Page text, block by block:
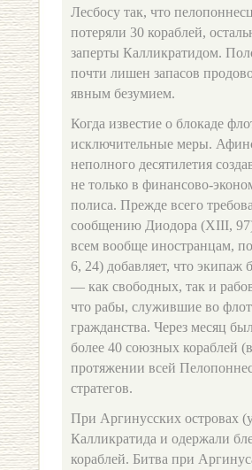
Лесбосу так, что
потеряли 30 кораблей,
заперты Калликратидом.
почти лишен запасов
явным безумием.
Когда известие о блокаде
исключительные меры.
неполного десятилетия
не только в финансово-
полиса. Прежде всего
сообщению Диодора (XIII,
всем вообще иностранцам,
6, 24) добавляет, что экипаж
— как свободных, так и
что рабы, служившие во
гражданства. Через месяц
более 40 союзных кораблей
протяжении всей
стратегов.
При Аргинусских островах
Калликратида и одержали
кораблей. Битва при